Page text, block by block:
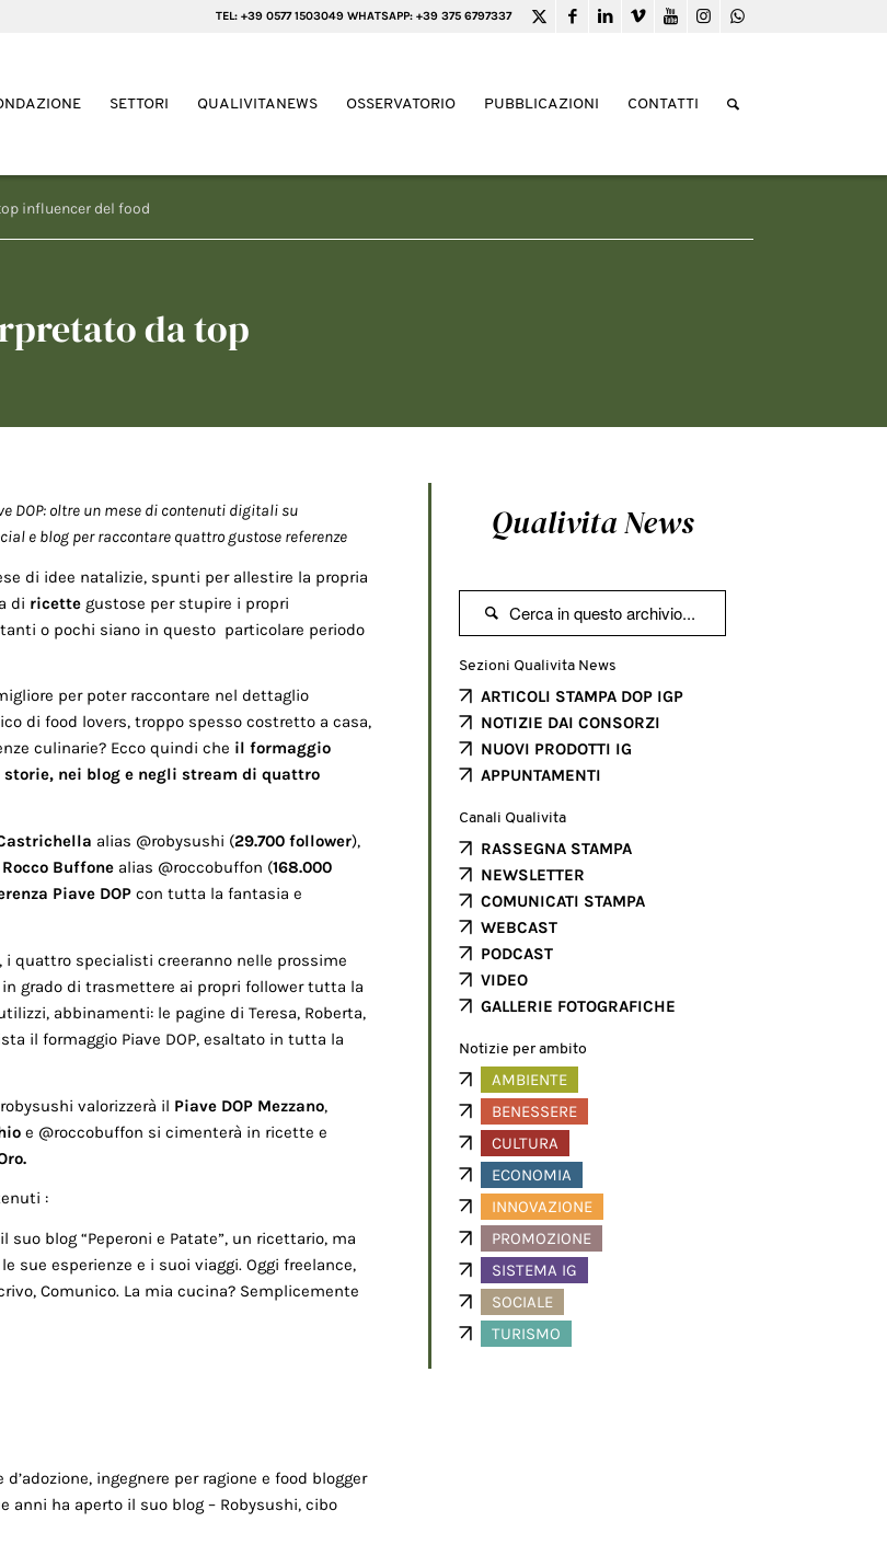
TEL: +39 0577 1503049 WHATSAPP: +39 375 6797337
SETTORI QUALIVITANEWS OSSERVATORIO PUBBLICAZIONI CONTATTI
influencer del food
da top
DOP: oltre un mese di contenuti digitali su
e blog per raccontare quattro gustose referenze
di idee natalizie, spunti per allestire la propria
di ricette gustose per stupire i propri
o pochi siano in questo particolare periodo
per poter raccontare nel dettaglio
di food lovers, troppo spesso costretto a casa,
culinarie? Ecco quindi che il formaggio
storie, nei blog e negli stream di quattro
alias @robysushi (29.700 follower),
Rocco Buffone alias @roccobuffon (168.000
Piave DOP con tutta la fantasia e
i quattro specialisti creeranno nelle prossime
in grado di trasmettere ai propri follower tutta la
abbinamenti: le pagine di Teresa, Roberta,
il formaggio Piave DOP, esaltato in tutta la
valorizzerà il Piave DOP Mezzano,
e @roccobuffon si cimenterà in ricette e
:
blog “Peperoni e Patate”, un ricettario, ma
sue esperienze e i suoi viaggi. Oggi freelance,
Comunico. La mia cucina? Semplicemente
ingegnere per ragione e food blogger
anni ha aperto il suo blog – Robysushi, cibo
Qualivita News

Sezioni Qualivita News
ARTICOLI STAMPA DOP IGP
NOTIZIE DAI CONSORZI
NUOVI PRODOTTI IG
APPUNTAMENTI
Canali Qualivita
RASSEGNA STAMPA
NEWSLETTER
COMUNICATI STAMPA
WEBCAST
PODCAST
VIDEO
GALLERIE FOTOGRAFICHE
Notizie per ambito
AMBIENTE
BENESSERE
CULTURA
ECONOMIA
INNOVAZIONE
PROMOZIONE
SISTEMA IG
SOCIALE
TURISMO